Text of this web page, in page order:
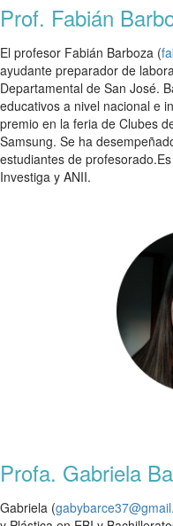
Prof. Fabián
El profesor Fabián Barboza (
ayudante preparador de
Departamental de San José.
educativos a nivel nacional e
premio en la feria de Clubes
Samsung. Se ha
estudiantes de
Investiga y ANII.
Profa. Gabriela
Gabriela (